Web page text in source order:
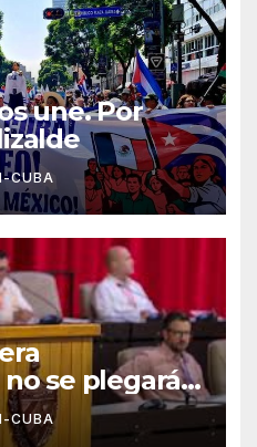
une. Por
CUBA
se plegará
Rodríguez
CUBA